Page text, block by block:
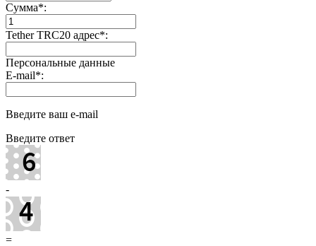
Сумма*:
Tether TRC20 адрес*:
Персональные данные
E-mail*:
Введите ваш e-mail
Введите ответ
-
=